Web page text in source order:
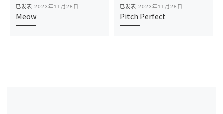
已发表 2023年11月28日
Meow
已发表 2023年11月28日
Pitch Perfect